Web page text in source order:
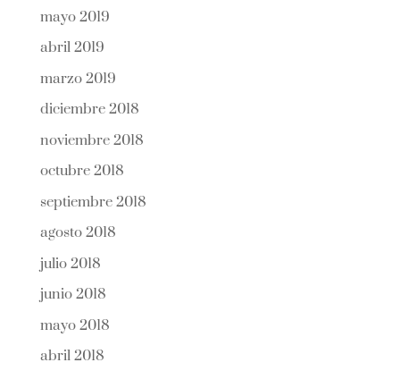
mayo 2019
abril 2019
marzo 2019
diciembre 2018
noviembre 2018
octubre 2018
septiembre 2018
agosto 2018
julio 2018
junio 2018
mayo 2018
abril 2018